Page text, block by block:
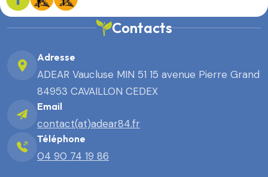
Contacts
Adresse
ADEAR Vaucluse MIN 51 15 avenue Pierre Grand
84953 CAVAILLON CEDEX
Email
contact(at)adear84.fr
Téléphone
04 90 74 19 86